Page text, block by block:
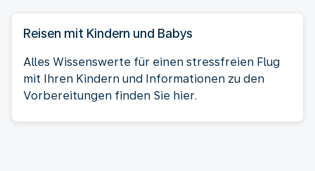
Reisen mit Kindern und Babys
Alles Wissenswerte für einen stressfreien Flug
mit Ihren Kindern und Informationen zu den
Vorbereitungen finden Sie hier.